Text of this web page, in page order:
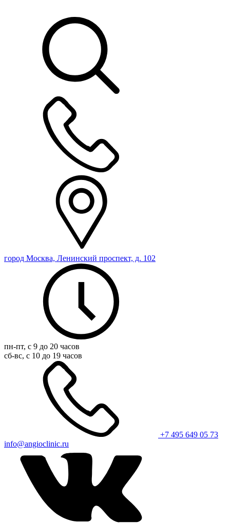
город Москва, Ленинский проспект, д. 102
пн-пт, с 9 до 20 часов
сб-вс, с 10 до 19 часов
+7 495 649 05 73
info@angioclinic.ru